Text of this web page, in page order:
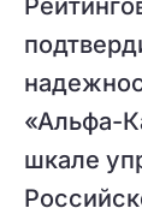
«Альфа-
шкале